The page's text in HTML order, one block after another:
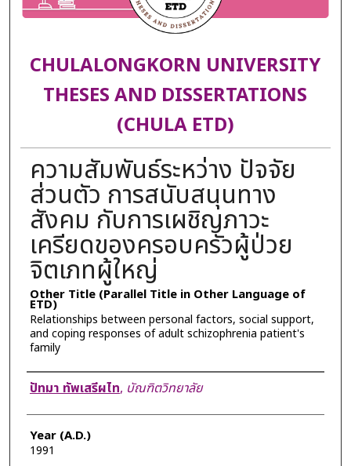
CHULALONGKORN UNIVERSITY
THESES AND DISSERTATIONS
(CHULA ETD)
ความสัมพันธ์ระหว่าง ปัจจัย
ส่วนตัว การสนับสนุนทาง
สังคม กับการเผชิญภาวะ
เครียดของครอบครัวผู้ป่วย
จิตเภทผู้ใหญ่
Other Title (Parallel Title in Other Language of
ETD)
Relationships between personal factors, social support,
and coping responses of adult schizophrenia patient's
family
Author
ปัทมา ทัพเสรีผไท, บัณฑิตวิทยาลัย
Year (A.D.)
1991